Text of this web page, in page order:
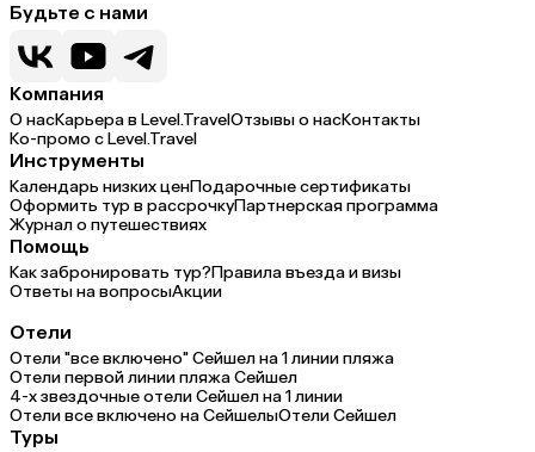
Будьте с нами
Компания
О насКарьера в Level.TravelОтзывы о насКонтакты
Ко-промо с Level.Travel
Инструменты
Календарь низких ценПодарочные сертификаты
Оформить тур в рассрочкуПартнерская программа
Журнал о путешествиях
Помощь
Как забронировать тур?Правила въезда и визы
Ответы на вопросыАкции
Отели
Отели "все включено" Сейшел на 1 линии пляжа
Отели первой линии пляжа Сейшел
4-х звездочные отели Сейшел на 1 линии
Отели все включено на СейшелыОтели Сейшел
Туры